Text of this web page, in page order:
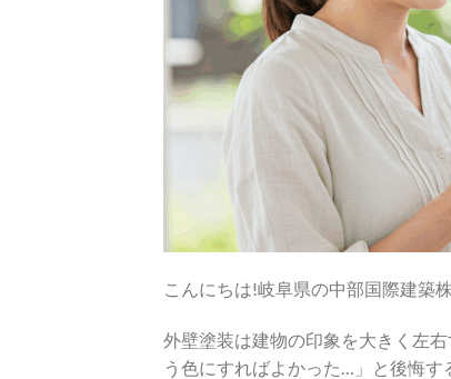
こんにちは!岐阜県の中部国際建築
外壁塗装は建物の印象を大きく左
う色にすればよかった…」と後悔す